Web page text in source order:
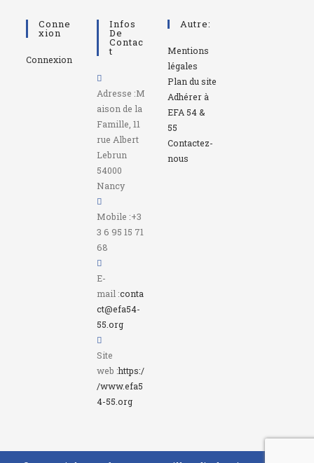
Conne
Xion
Connexion
Infos
De
Contac
T
Adresse :M
aison de la
Famille, 11
rue Albert
Lebrun
54000
Nancy
Mobile :+3
3 6 95 15 71
68
E-
mail :conta
ct@efa54-
55.org
Site
web :https:/
/www.efa5
4-55.org
Autre:
Mentions
légales
Plan du site
Adhérer à
EFA 54 &
55
Contactez-
nous